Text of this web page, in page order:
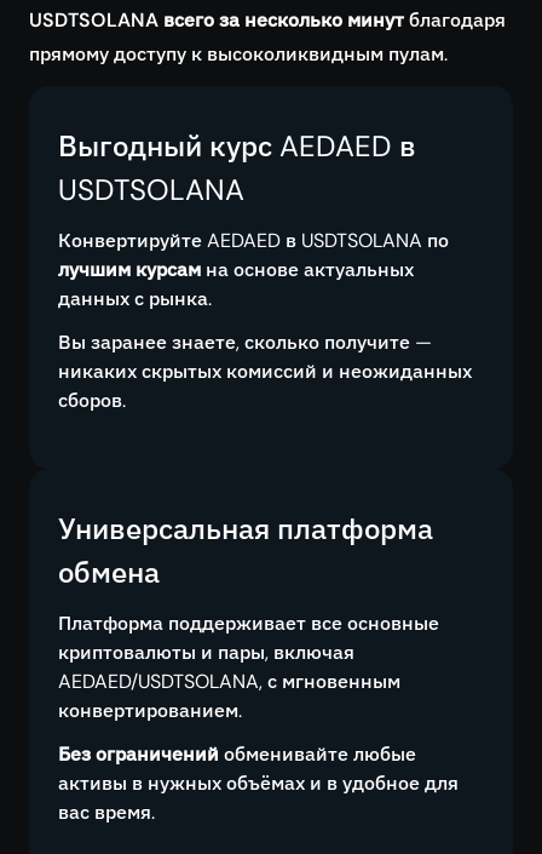
USDTSOLANA всего за несколько минутблагодаря
прямому доступу к высоколиквидным пулам.
Выгодный курс AEDAED в
USDTSOLANA
Конвертируйте AEDAED в USDTSOLANA по
лучшим курсам на основе актуальных
данных с рынка.
Вы заранее знаете, сколько получите —
никаких скрытых комиссий и неожиданных
сборов.
Универсальная платформа
обмена
Платформа поддерживает все основные
криптовалюты и пары, включая
AEDAED/USDTSOLANA, с мгновенным
конвертированием.
Без ограничений обменивайте любые
активы в нужных объёмах и в удобное для
вас время.